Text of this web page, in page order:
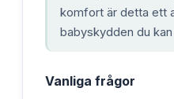
komfort är detta ett
babyskydden du kan
Vanliga frågor